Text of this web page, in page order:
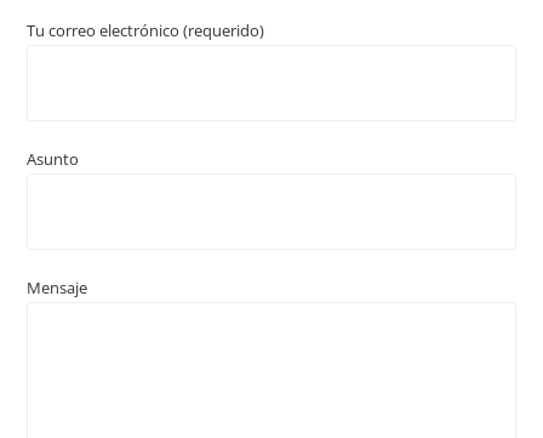
Tu correo electrónico (requerido)
Asunto
Mensaje